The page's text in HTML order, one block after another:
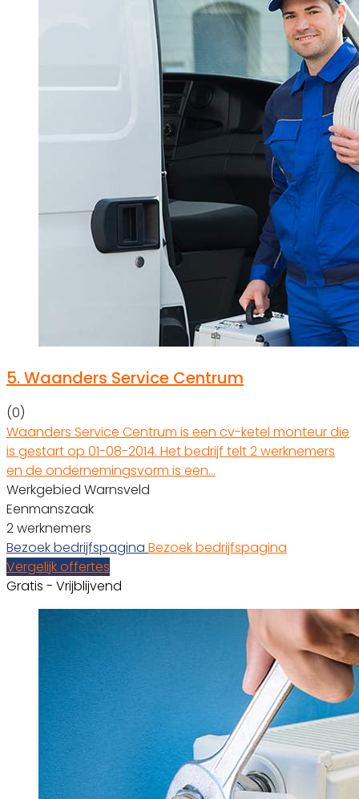
5.Waanders Service Centrum
(0)
Waanders Service Centrum is een cv-ketel monteur die
is gestart op 01-08-2014. Het bedrijf telt 2 werknemers
en de ondernemingsvorm is een…
Werkgebied Warnsveld
Eenmanszaak
2 werknemers
Bezoek bedrijfspagina Bezoek bedrijfspagina
Vergelijk offertes
Gratis - Vrijblijvend